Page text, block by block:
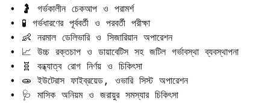
• 🤰 গর্ভকালীন চেকআপ ও পরামর্শ
• 🧪 গর্ভধারণের পূর্ববর্তী ও পরবর্তী পরীক্ষা
• 👶 নরমাল ডেলিভারি ও সিজারিয়ান অপারেশন
• 📈 উচ্চ রক্তচাপ ও ডায়াবেটিস সহ জটিল গর্ভাবস্থা ব্যবস্থাপনা
• 🧬 বন্ধ্যাত্ব রোগ নির্ণয় ও চিকিৎসা
• 🧫 ইউটেরাস ফাইব্রয়েড, ওভারি সিস্ট অপারেশন
• 🩺 মাসিক অনিয়ম ও জরায়ুর সমস্যার চিকিৎসা